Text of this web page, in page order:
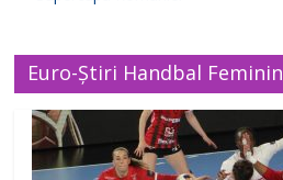
Euro-Știri Handbal Feminin